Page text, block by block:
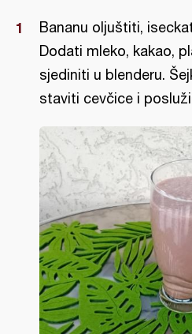
Bananu oljuštiti,
Dodati mleko, kakao,
sjediniti u blenderu.
staviti cevčice i